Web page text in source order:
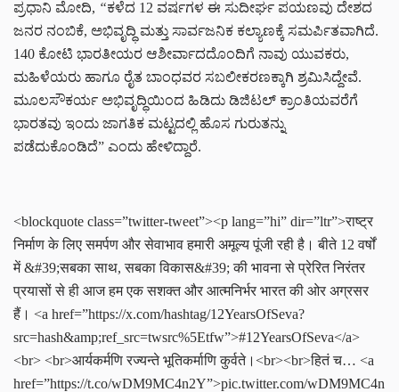
ಪ್ರಧಾನಿ ಮೋದಿ, “ಕಳೆದ 12 ವರ್ಷಗಳ ಈ ಸುದೀರ್ಘ ಪಯಣವು ದೇಶದ
ಜನರ ನಂಬಿಕೆ, ಅಭಿವೃದ್ಧಿ ಮತ್ತು ಸಾರ್ವಜನಿಕ ಕಲ್ಯಾಣಕ್ಕೆ ಸಮರ್ಪಿತವಾಗಿದೆ.
140 ಕೋಟಿ ಭಾರತೀಯರ ಆಶೀರ್ವಾದದೊಂದಿಗೆ ನಾವು ಯುವಕರು,
ಮಹಿಳೆಯರು ಹಾಗೂ ರೈತ ಬಾಂಧವರ ಸಬಲೀಕರಣಕ್ಕಾಗಿ ಶ್ರಮಿಸಿದ್ದೇವೆ.
ಮೂಲಸೌಕರ್ಯ ಅಭಿವೃದ್ಧಿಯಿಂದ ಹಿಡಿದು ಡಿಜಿಟಲ್ ಕ್ರಾಂತಿಯವರೆಗೆ
ಭಾರತವು ಇಂದು ಜಾಗತಿಕ ಮಟ್ಟದಲ್ಲಿ ಹೊಸ ಗುರುತನ್ನು
ಪಡೆದುಕೊಂಡಿದೆ” ಎಂದು ಹೇಳಿದ್ದಾರೆ.
<blockquote class=”twitter-tweet”><p lang=”hi” dir=”ltr”>राष्ट्र
निर्माण के लिए समर्पण और सेवाभाव हमारी अमूल्य पूंजी रही है। बीते 12 वर्षों
में &#39;सबका साथ, सबका विकास&#39; की भावना से प्रेरित निरंतर
प्रयासों से ही आज हम एक सशक्त और आत्मनिर्भर भारत की ओर अग्रसर
हैं। <a href=”https://x.com/hashtag/12YearsOfSeva?
src=hash&amp;ref_src=twsrc%5Etfw”>#12YearsOfSeva</a>
<br> <br>आर्यकर्मणि रज्यन्ते भूतिकर्माणि कुर्वते।<br><br>हितं च… <a
href=”https://t.co/wDM9MC4n2Y”>pic.twitter.com/wDM9MC4n